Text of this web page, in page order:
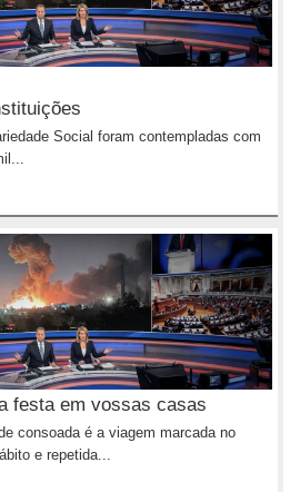
Social foram contempladas com
festa em vossas casas
consoada é a viagem marcada no
e repetida...